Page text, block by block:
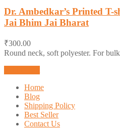
Dr. Ambedkar’s Printed T-
Jai Bhim Jai Bharat
₹300.00
Round neck, soft polyester. For
Home
Blog
Shipping Policy
Best Seller
Contact Us